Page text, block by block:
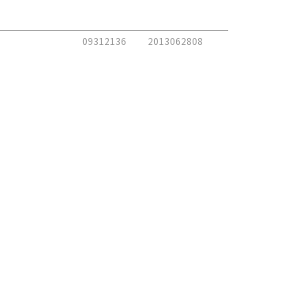
09312136 2013062808